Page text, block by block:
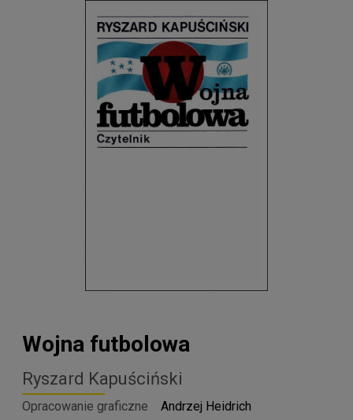
Wojna futbolowa
Ryszard Kapuściński
Opracowanie graficzne
Andrzej Heidrich